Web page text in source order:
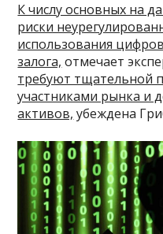
К числу основных на
риски
использования
залога, отмечает
требуют тщательной
участниками рынка и
активов, убеждена